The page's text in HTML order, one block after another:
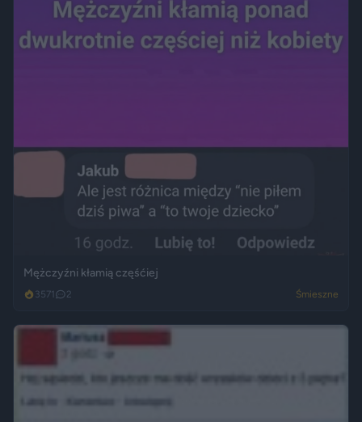
Mężczyźni kłamią częśćiej
3571 2 Śmieszne